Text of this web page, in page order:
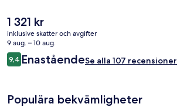
Det
nuvarande
priset
är
1 321 kr
1 321 kr
inklusive skatter och avgifter
9 aug. – 10 aug.
Recensioner
9,49,4 av 10,
EnaståendeSe alla 107 recensioner
Populära bekvämligheter